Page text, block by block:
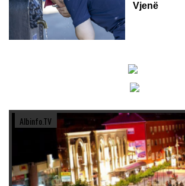
Vjenë
Albinfo.TV